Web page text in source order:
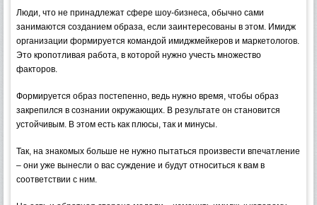
Люди, что не принадлежат сфере шоу-бизнеса, обычно сами
занимаются созданием образа, если заинтересованы в этом. Имидж
организации формируется командой имиджмейкеров и маркетологов.
Это кропотливая работа, в которой нужно учесть множество
факторов.
Формируется образ постепенно, ведь нужно время, чтобы образ
закрепился в сознании окружающих. В результате он становится
устойчивым. В этом есть как плюсы, так и минусы.
Так, на знакомых больше не нужно пытаться произвести впечатление
– они уже вынесли о вас суждение и будут относиться к вам в
соответствии с ним.